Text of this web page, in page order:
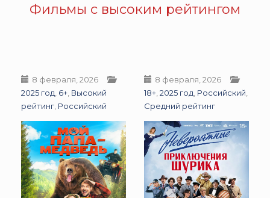
Фильмы с высоким рейтингом
8 февраля, 2026
2025 год 6+ Высокий
рейтинг Российский
8 февраля, 2026
18+ 2025 год Российский
Средний рейтинг